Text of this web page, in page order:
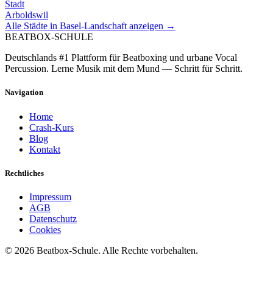
Stadt
Arboldswil
Alle Städte in Basel-Landschaft anzeigen →
BEATBOX-SCHULE
Deutschlands #1 Plattform für Beatboxing und urbane Vocal
Percussion. Lerne Musik mit dem Mund — Schritt für Schritt.
Navigation
Home
Crash-Kurs
Blog
Kontakt
Rechtliches
Impressum
AGB
Datenschutz
Cookies
© 2026 Beatbox-Schule. Alle Rechte vorbehalten.